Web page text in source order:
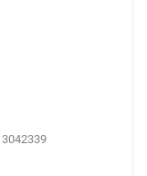
3042339